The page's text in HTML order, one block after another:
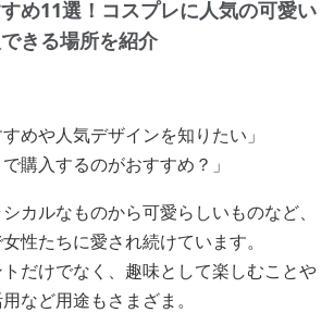
め11選！コスプレに人気の可愛い
きる場所を紹介
めや人気デザインを知りたい」
購入するのがおすすめ？」
カルなものから可愛らしいものなど、
性たちに愛され続けています。
だけでなく、趣味として楽しむことや
など用途もさまざま。